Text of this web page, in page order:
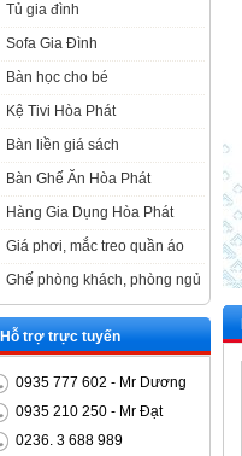
Tủ gia đình
Sofa Gia Đình
Bàn học cho bé
Kệ Tivi Hòa Phát
Bàn liền giá sách
Bàn Ghế Ăn Hòa Phát
Hàng Gia Dụng Hòa Phát
Giá phơi, mắc treo quần áo
Ghế phòng khách, phòng ngủ
Hỗ trợ trực tuyến
0935 777 602 - Mr Dương
0935 210 250 - Mr Đạt
0236. 3 688 989